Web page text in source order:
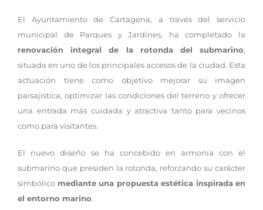
El Ayuntamiento de Cartagena, a través del servicio
municipal de Parques y Jardines, ha completado la
renovación integral de la rotonda del submarino,
situada en uno de los principales accesos de la ciudad. Esta
actuación tiene como objetivo mejorar su imagen
paisajística, optimizar las condiciones del terreno y ofrecer
una entrada más cuidada y atractiva tanto para vecinos
como para visitantes.
El nuevo diseño se ha concebido en armonía con el
submarino que presiden la rotonda, reforzando su carácter
simbólico mediante una propuesta estética inspirada en
el entorno marino.